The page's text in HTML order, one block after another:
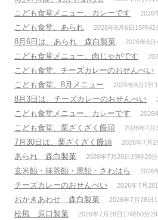
こども食堂メニュー、カレーです 2026
こども食堂、あられ 2026年8月6日15時42
8月6日は、あられ 森白製菓 2026年8
こども食堂メニュー、肉じゃがです
こども食堂、チーズカレーのおせんべい
こども食堂、8月メニュー 2026年8月2日
8月3日は、チーズカレーのおせんべい
こども食堂メニュー、カレーです 2026
こども食堂、栗ざくざく饅頭 2026年7月
7月30日は、栗ざくざく饅頭 2026年7月
あられ 森白製菓 2026年7月28日19時20
玄米飴・抹茶飴・黒飴・さわはら 2026
チーズカレーのおせんべい 2026年7月28
おかきあわせ 森白製菓 2026年7月28日
松風 原口製菓 2026年7月28日17時50分